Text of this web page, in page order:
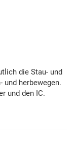
die Stau- und
und herbewegen.
und den IC.